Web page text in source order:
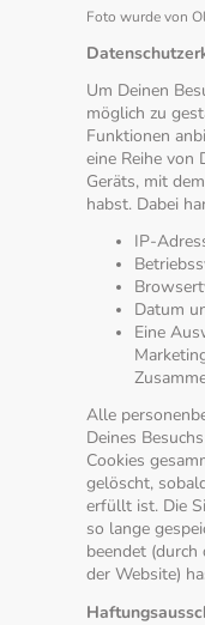
Foto wurde von
Um Deinen
möglich zu
Funktionen
eine Reihe von
Geräts, mit
habst. Dabei
IP-
Datum
Eine
Alle
Deines
Cookies
gelöscht,
erfüllt ist. Die
so lange
beendet (durch
der Website)